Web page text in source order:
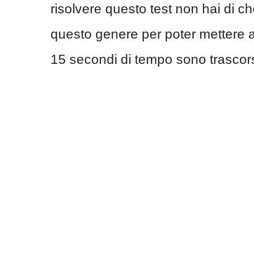
risolvere questo test non hai di
questo genere per poter mettere
15 secondi di tempo sono